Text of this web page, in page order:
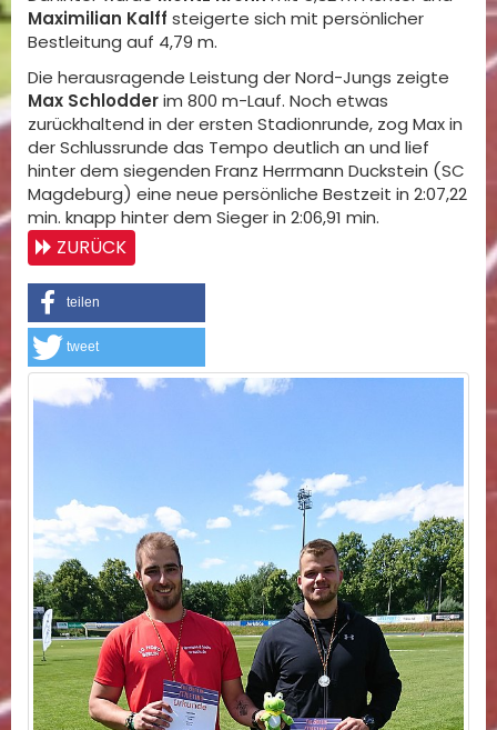
Maximilian Kalff steigerte sich mit persönlicher
Bestleitung auf 4,79 m.
Die herausragende Leistung der Nord-Jungs zeigte
Max Schlodderim 800 m-Lauf. Noch etwas
zurückhaltend in der ersten Stadionrunde, zog Max in
der Schlussrunde das Tempo deutlich an und lief
hinter dem siegenden Franz Herrmann Duckstein (SC
Magdeburg) eine neue persönliche Bestzeit in 2:07,22
min. knapp hinter dem Sieger in 2:06,91 min.
ZURÜCK
teilen
tweet